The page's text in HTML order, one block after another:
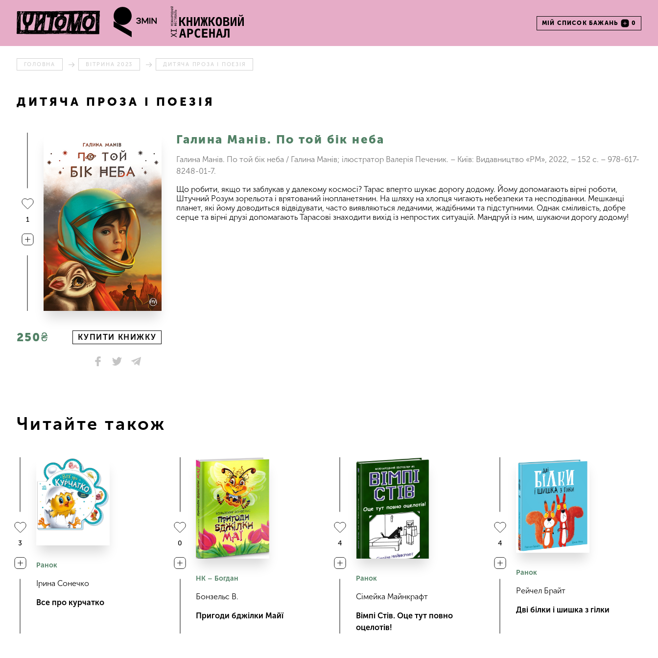
МІЙ СПИСОК БАЖАНЬ 0
ГОЛОВНА ВІТРИНА 2023 ДИТЯЧА ПРОЗА І ПОЕЗІЯ
ДИТЯЧА ПРОЗА І ПОЕЗІЯ
1
250₴ КУПИТИ КНИЖКУ
Галина Манів. По той бік неба
Галина Манів. По той бік неба / Галина Манів; ілюстратор Валерія Печеник. – Київ: Видавництво «РМ», 2022, – 152 с. – 978-617-
8248-01-7.
Що робити, якщо ти заблукав у далекому космосі? Тарас вперто шукає дорогу додому. Йому допомагають вірні роботи,
Штучний Розум зорельота і врятований інопланетянин. На шляху на хлопця чигають небезпеки та несподіванки. Мешканці
планет, які йому доводиться відвідувати, часто виявляються ледачими, жадібними та підступними. Однак сміливість, добре
серце та вірні друзі допомагають Тарасові знаходити вихід із непростих ситуацій. Мандруй із ним, шукаючи дорогу додому!
Читайте також
Ранок
Ірина Сонечко
Все про курчатко
3
НК – Богдан
Бонзельс В.
Пригоди бджілки Майї
0
Ранок
Сімейка Майнкрафт
Вімпі Стів. Оце тут повно
оцелотів!
4
Ранок
Рейчел Брайт
Дві білки і шишка з гілки
4